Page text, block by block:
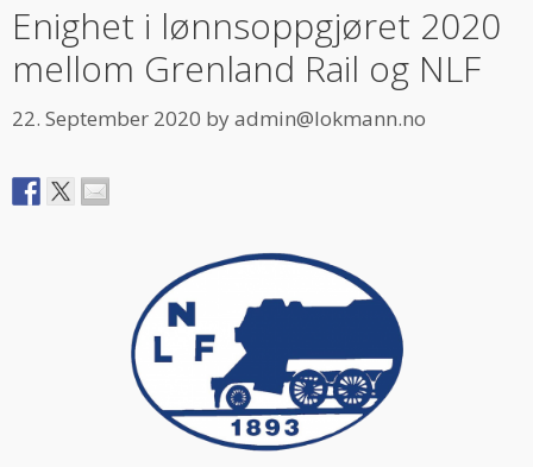
Enighet i lønnsoppgjøret 2020
mellom Grenland Rail og NLF
22. September 2020 byadmin@lokmann.no